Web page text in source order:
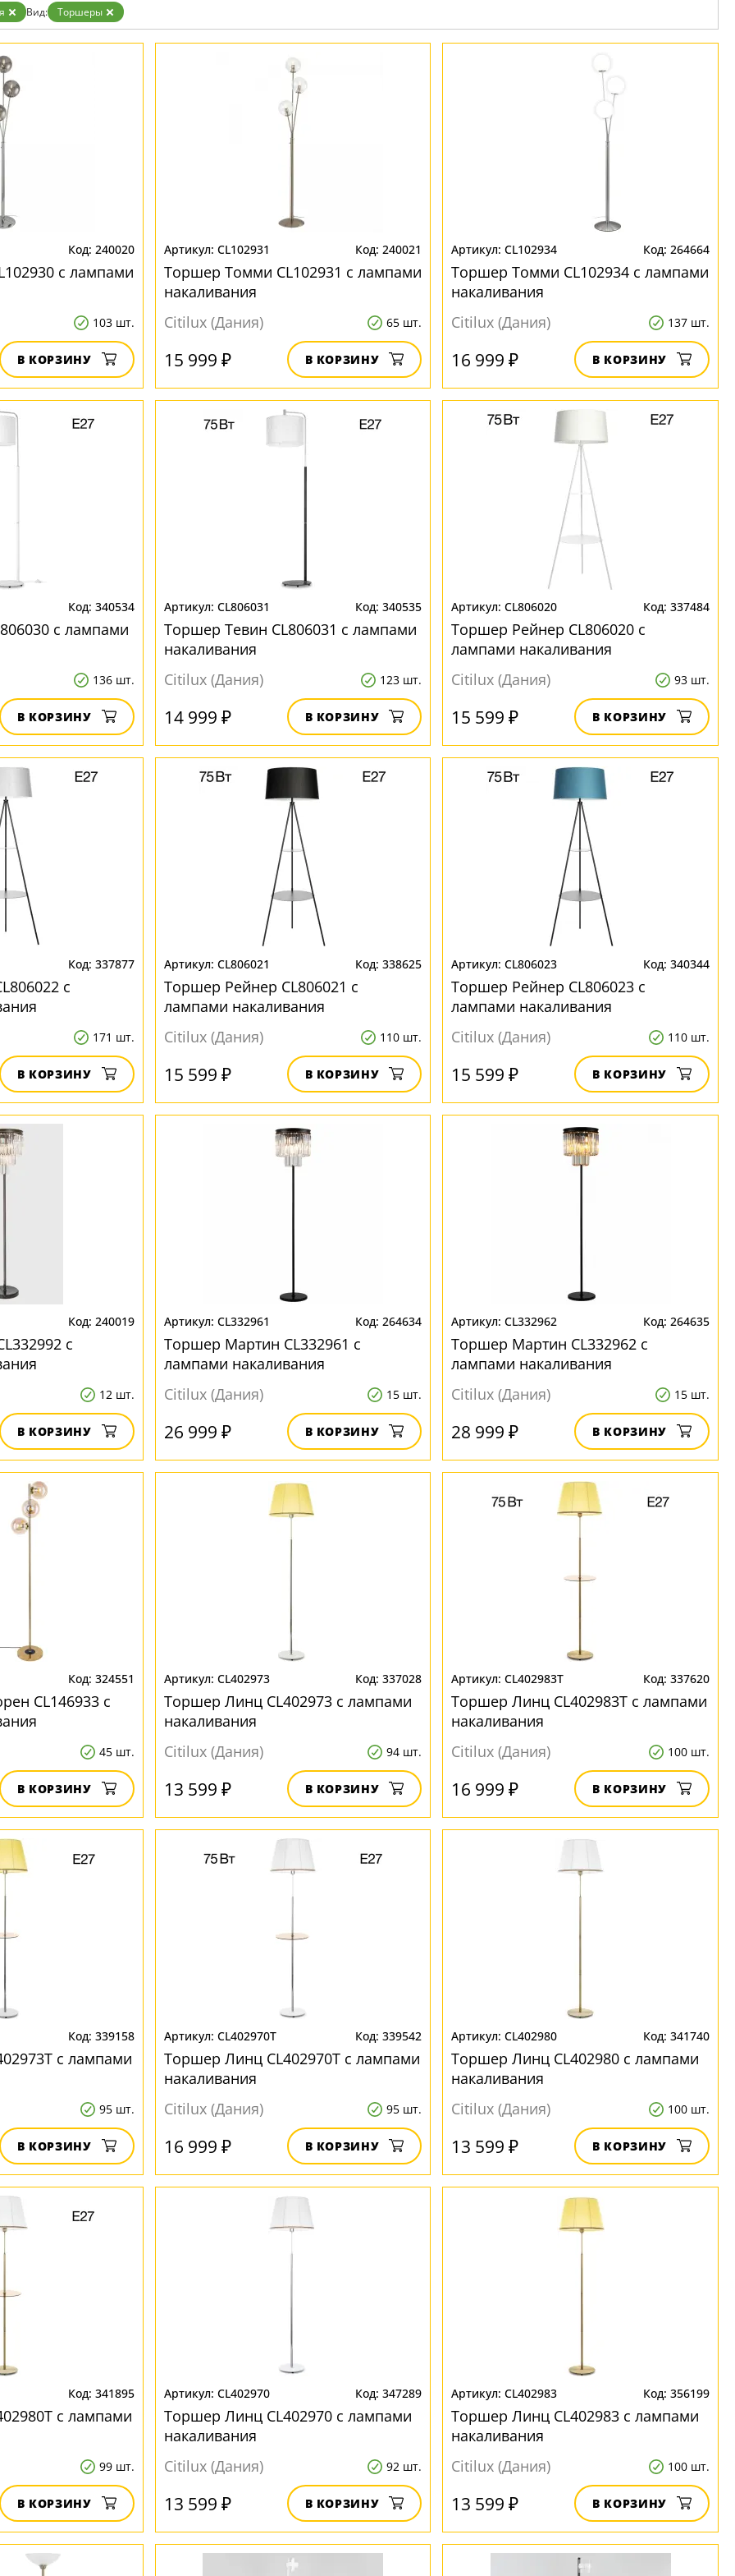
Белые
Бронза
Золото
Вид: Торшеры
240020
с лампами
103 шт.
В КОРЗИНУ
CL102931 240021
Торшер Томми CL102931 с лампами
накаливания
Citilux (Дания)
65 шт.
15 999 ₽ В КОРЗИНУ
CL102934 264664
Торшер Томми CL102934 с лампами
накаливания
Citilux (Дания)
137 шт.
16 999 ₽ В КОРЗИНУ
340534
с лампами
136 шт.
В КОРЗИНУ
CL806031 340535
Торшер Тевин CL806031 с лампами
накаливания
Citilux (Дания)
123 шт.
14 999 ₽ В КОРЗИНУ
CL806020 337484
Торшер Рейнер CL806020 с
лампами накаливания
Citilux (Дания)
93 шт.
15 599 ₽ В КОРЗИНУ
337877
с
171 шт.
В КОРЗИНУ
CL806021 338625
Торшер Рейнер CL806021 с
лампами накаливания
Citilux (Дания)
110 шт.
15 599 ₽ В КОРЗИНУ
CL806023 340344
Торшер Рейнер CL806023 с
лампами накаливания
Citilux (Дания)
110 шт.
15 599 ₽ В КОРЗИНУ
240019
с
12 шт.
В КОРЗИНУ
CL332961 264634
Торшер Мартин CL332961 с
лампами накаливания
Citilux (Дания)
15 шт.
26 999 ₽ В КОРЗИНУ
CL332962 264635
Торшер Мартин CL332962 с
лампами накаливания
Citilux (Дания)
15 шт.
28 999 ₽ В КОРЗИНУ
324551
CL146933 с
45 шт.
В КОРЗИНУ
CL402973 337028
Торшер Линц CL402973 с лампами
накаливания
Citilux (Дания)
94 шт.
13 599 ₽ В КОРЗИНУ
CL402983T 337620
Торшер Линц CL402983T с лампами
накаливания
Citilux (Дания)
100 шт.
16 999 ₽ В КОРЗИНУ
339158
с лампами
95 шт.
В КОРЗИНУ
CL402970T 339542
Торшер Линц CL402970T с лампами
накаливания
Citilux (Дания)
95 шт.
16 999 ₽ В КОРЗИНУ
CL402980 341740
Торшер Линц CL402980 с лампами
накаливания
Citilux (Дания)
100 шт.
13 599 ₽ В КОРЗИНУ
341895
с лампами
99 шт.
В КОРЗИНУ
CL402970 347289
Торшер Линц CL402970 с лампами
накаливания
Citilux (Дания)
92 шт.
13 599 ₽ В КОРЗИНУ
CL402983 356199
Торшер Линц CL402983 с лампами
накаливания
Citilux (Дания)
100 шт.
13 599 ₽ В КОРЗИНУ